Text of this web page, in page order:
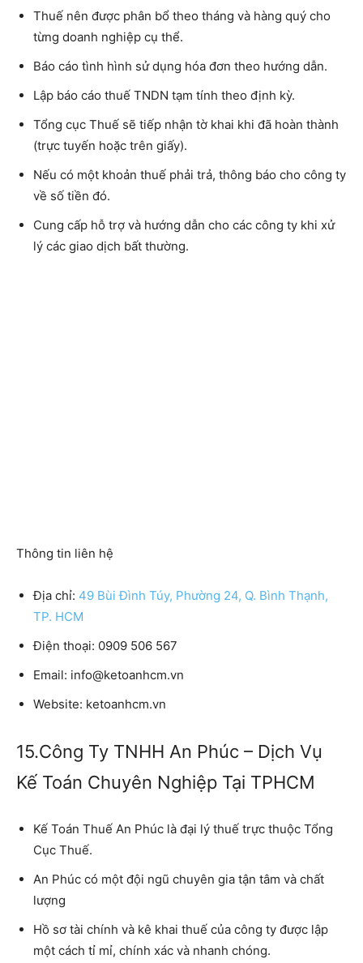
Thuế nên được phân bổ theo tháng và hàng quý cho
từng doanh nghiệp cụ thể.
Báo cáo tình hình sử dụng hóa đơn theo hướng dẫn.
Lập báo cáo thuế TNDN tạm tính theo định kỳ.
Tổng cục Thuế sẽ tiếp nhận tờ khai khi đã hoàn thành
(trực tuyến hoặc trên giấy).
Nếu có một khoản thuế phải trả, thông báo cho công ty
về số tiền đó.
Cung cấp hỗ trợ và hướng dẫn cho các công ty khi xử
lý các giao dịch bất thường.
Thông tin liên hệ
Địa chỉ: 49 Bùi Đình Túy, Phường 24, Q. Bình Thạnh,
TP. HCM
Điện thoại: 0909 506 567
Email: info@ketoanhcm.vn
Website: ketoanhcm.vn
15.Công Ty TNHH An Phúc – Dịch Vụ
Kế Toán Chuyên Nghiệp Tại TPHCM
Kế Toán Thuế An Phúc là đại lý thuế trực thuộc Tổng
Cục Thuế.
An Phúc có một đội ngũ chuyên gia tận tâm và chất
lượng
Hồ sơ tài chính và kê khai thuế của công ty được lập
một cách tỉ mỉ, chính xác và nhanh chóng.